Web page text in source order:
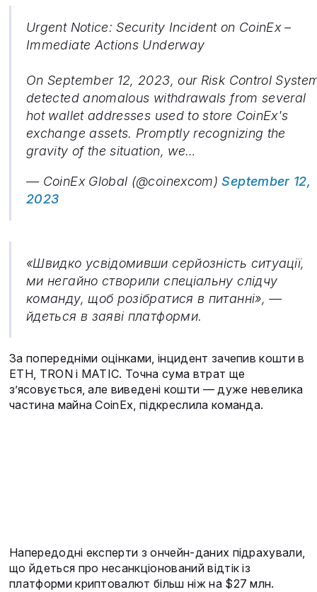
Urgent Notice: Security Incident on CoinEx –
Immediate Actions Underway
On September 12, 2023, our Risk Control
detected anomalous withdrawals from several
hot wallet addresses used to store CoinEx's
exchange assets. Promptly recognizing the
gravity of the situation, we…
— CoinEx Global (@coinexcom)September 12,
2023
«Швидко усвідомивши серйозність ситуації,
ми негайно створили спеціальну слідчу
команду, щоб розібратися в питанні», —
йдеться в заяві платформи.
За попередніми оцінками, інцидент зачепив кошти в
ETH, TRON і MATIC. Точна сума втрат ще
з’ясовується, але виведені кошти — дуже невелика
частина майна CoinEx, підкреслила команда.
Напередодні експерти з ончейн-даних підрахували,
що йдеться про несанкціонований відтік із
платформи криптовалют більш ніж на $27 млн.